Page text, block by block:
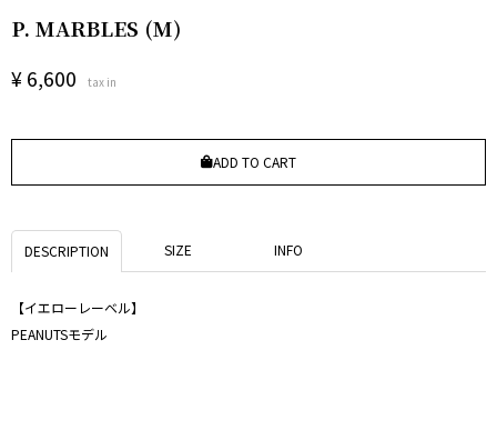
P. MARBLES (M)
¥6,600 tax in
ADD TO CART
DESCRIPTION SIZE INFO
【イエローレーベル】
PEANUTSモデル